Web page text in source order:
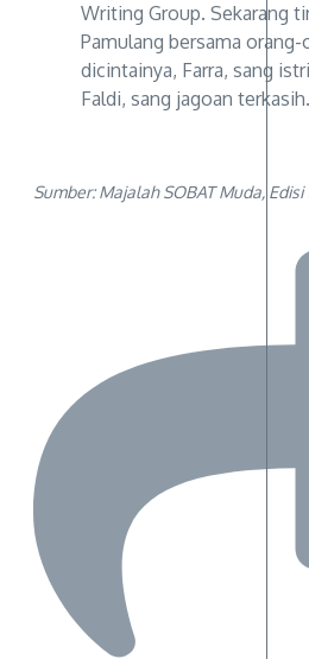
Writing Group. Sekarang
Pamulang bersama orang-
dicintainya, Farra, sang
Faldi, sang jagoan terkasih.
Sumber: Majalah SOBAT Muda,